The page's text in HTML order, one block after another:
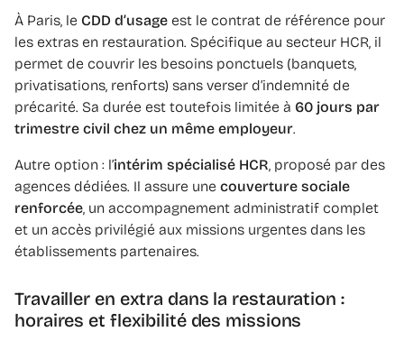
À Paris, le CDD d’usage est le contrat de référence pour
les extras en restauration. Spécifique au secteur HCR, il
permet de couvrir les besoins ponctuels (banquets,
privatisations, renforts) sans verser d’indemnité de
précarité. Sa durée est toutefois limitée à 60 jours par
trimestre civil chez un même employeur.
Autre option : l’intérim spécialisé HCR , proposé par des
agences dédiées. Il assure une couverture sociale
renforcée , un accompagnement administratif complet
et un accès privilégié aux missions urgentes dans les
établissements partenaires.
Travailler en extra dans la restauration :
horaires et flexibilité des missions